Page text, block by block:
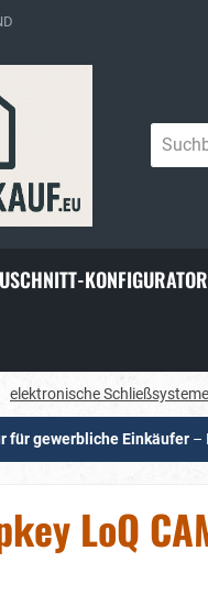
springen
KONFIGURATOR
elektronische Schließsysteme
für gewerbliche Einkäufer –
LoQ